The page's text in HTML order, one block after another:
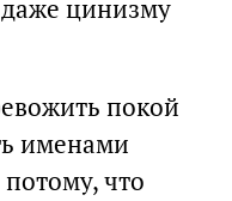
цинизму
покой
именами
что